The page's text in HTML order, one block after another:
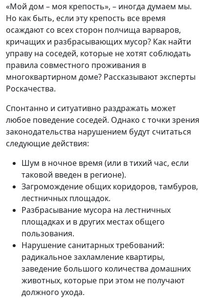
«Мой дом – моя крепость», – иногда думаем мы.
Но как быть, если эту крепость все время
осаждают со всех сторон полчища варваров,
кричащих и разбрасывающих мусор? Как найти
управу на соседей, которые не хотят соблюдать
правила совместного проживания в
многоквартирном доме? Рассказывают эксперты
Роскачества.
Спонтанно и ситуативно раздражать может
любое поведение соседей. Однако с точки зрения
законодательства нарушением будут считаться
следующие действия:
Шум в ночное время (или в тихий час, если
таковой введен в регионе).
Загромождение общих коридоров, тамбуров,
лестничных площадок.
Разбрасывание мусора на лестничных
площадках и в других местах общего
пользования.
Нарушение санитарных требований:
радикальное захламление квартиры,
заведение большого количества домашних
животных, которые при этом не получают
должного ухода.